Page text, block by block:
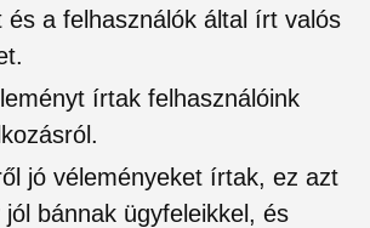
és a felhasználók által írt valós
írtak felhasználóink
jó véleményeket írtak, ez azt
jól bánnak ügyfeleikkel, és